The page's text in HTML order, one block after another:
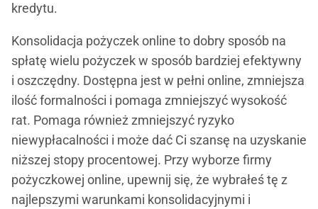
kredytu.
Konsolidacja pożyczek online to dobry sposób na
spłatę wielu pożyczek w sposób bardziej efektywny
i oszczędny. Dostępna jest w pełni online, zmniejsza
ilość formalności i pomaga zmniejszyć wysokość
rat. Pomaga również zmniejszyć ryzyko
niewypłacalności i może dać Ci szansę na uzyskanie
niższej stopy procentowej. Przy wyborze firmy
pożyczkowej online, upewnij się, że wybrałeś tę z
najlepszymi warunkami konsolidacyjnymi i